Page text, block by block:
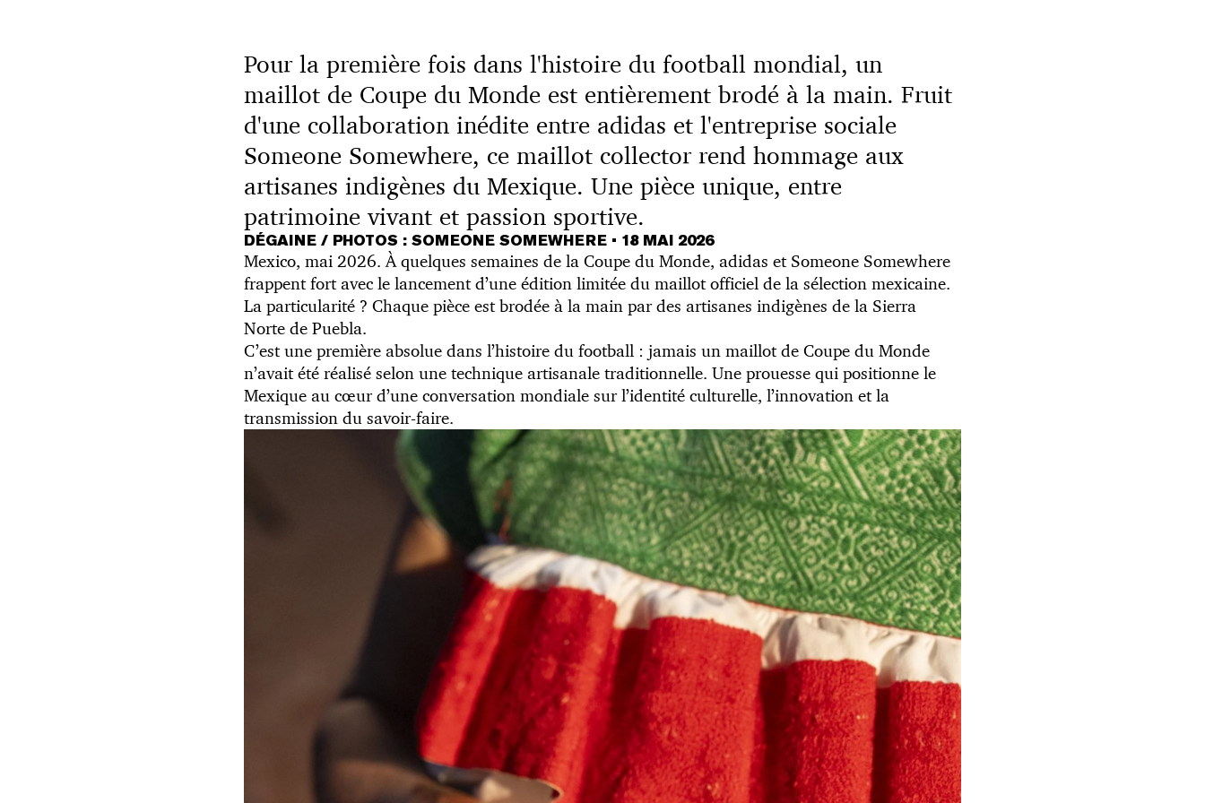
Pour la première fois dans l'histoire du football mondial, un
maillot de Coupe du Monde est entièrement brodé à la main. Fruit
d'une collaboration inédite entre adidas et l'entreprise sociale
Someone Somewhere, ce maillot collector rend hommage aux
artisanes indigènes du Mexique. Une pièce unique, entre
patrimoine vivant et passion sportive.
DÉGAINE / PHOTOS : SOMEONE SOMEWHERE • 18 MAI 2026
Mexico, mai 2026. À quelques semaines de la Coupe du Monde, adidas et Someone Somewhere
frappent fort avec le lancement d’une édition limitée du maillot officiel de la sélection mexicaine.
La particularité ? Chaque pièce est brodée à la main par des artisanes indigènes de la Sierra
Norte de Puebla.
C’est une première absolue dans l’histoire du football : jamais un maillot de Coupe du Monde
n’avait été réalisé selon une technique artisanale traditionnelle. Une prouesse qui positionne le
Mexique au cœur d’une conversation mondiale sur l’identité culturelle, l’innovation et la
transmission du savoir-faire.